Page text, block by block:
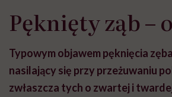
Pęknięty ząb –
Typowym objawem pęknięcia
nasilający się przy przeżuwaniu
zwłaszcza tych o zwartej i